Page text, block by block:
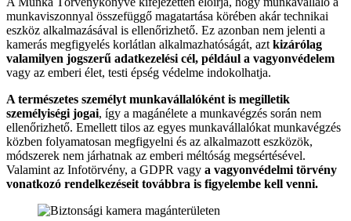
munkaviszonnyal összefüggő magatartása körében akár technikai
eszköz alkalmazásával is ellenőrizhető. Ez azonban nem jelenti a
kamerás megfigyelés korlátlan alkalmazhatóságát, azt kizárólag
valamilyen jogszerű adatkezelési cél, például a vagyonvédelem
vagy az emberi élet, testi épség védelme indokolhatja.
A természetes személyt munkavállalóként is megilletik
személyiségi jogai, így a magánélete a munkavégzés során nem
ellenőrizhető. Emellett tilos az egyes munkavállalókat munkavégzés
közben folyamatosan megfigyelni és az alkalmazott eszközök,
módszerek nem járhatnak az emberi méltóság megsértésével.
Valamint az Infotörvény, a GDPR vagy a vagyonvédelmi törvény
vonatkozó rendelkezéseit továbbra is figyelembe kell venni.